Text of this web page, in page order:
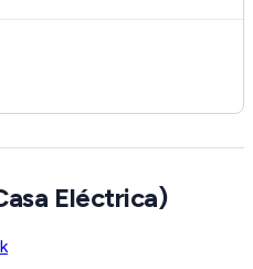
Eléctrica)